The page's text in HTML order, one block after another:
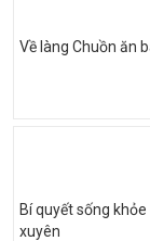
Về làng Chuồn ăn
Bí quyết sống
xuyên